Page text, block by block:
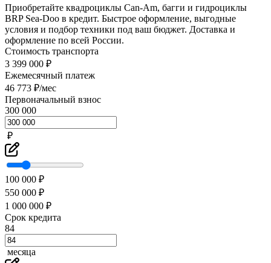
Приобретайте квадроциклы Can-Am, багги и гидроциклы
BRP Sea-Doo в кредит. Быстрое оформление, выгодные
условия и подбор техники под ваш бюджет. Доставка и
оформление по всей России.
Стоимость транспорта
3 399 000 ₽
Ежемесячный платеж
46 773 ₽/мес
Первоначальный взнос
300 000
₽
100 000 ₽
550 000 ₽
1 000 000 ₽
Срок кредита
84
месяца